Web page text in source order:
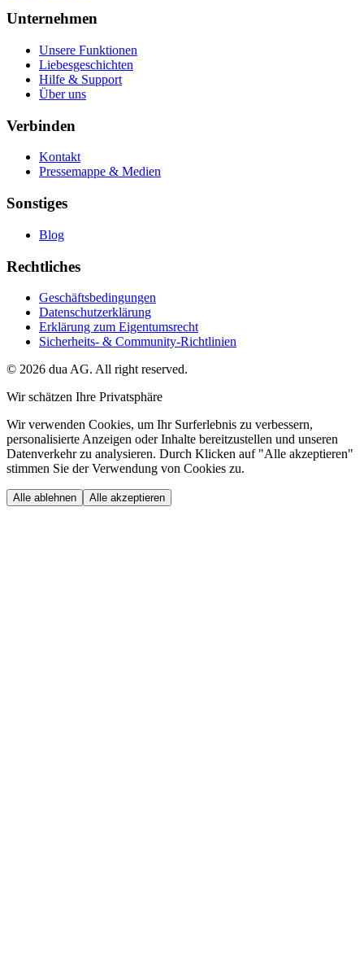
Unternehmen
Unsere Funktionen
Liebesgeschichten
Hilfe & Support
Über uns
Verbinden
Kontakt
Pressemappe & Medien
Sonstiges
Blog
Rechtliches
Geschäftsbedingungen
Datenschutzerklärung
Erklärung zum Eigentumsrecht
Sicherheits- & Community-Richtlinien
© 2026 dua AG. All right reserved.
Wir schätzen Ihre Privatsphäre
Wir verwenden Cookies, um Ihr Surferlebnis zu verbessern,
personalisierte Anzeigen oder Inhalte bereitzustellen und unseren
Datenverkehr zu analysieren. Durch Klicken auf "Alle akzeptieren"
stimmen Sie der Verwendung von Cookies zu.
Alle ablehnen Alle akzeptieren